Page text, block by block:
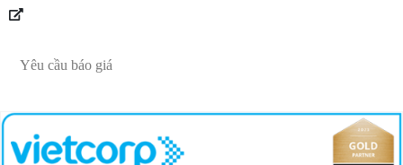
Yêu cầu báo giá